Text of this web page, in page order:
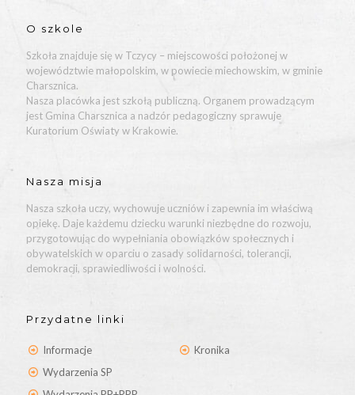
O szkole
Szkoła znajduje się w Tczycy – miejscowości położonej w
województwie małopolskim, w powiecie miechowskim, w gminie
Charsznica.
Nasza placówka jest szkołą publiczną. Organem prowadzącym
jest Gmina Charsznica a nadzór pedagogiczny sprawuje
Kuratorium Oświaty w Krakowie.
Nasza misja
Nasza szkoła uczy, wychowuje uczniów i zapewnia im właściwą
opiekę. Daje każdemu dziecku warunki niezbędne do rozwoju,
przygotowując do wypełniania obowiązków społecznych i
obywatelskich w oparciu o zasady solidarności, tolerancji,
demokracji, sprawiedliwości i wolności.
Przydatne linki
Informacje
Wydarzenia SP
Kronika